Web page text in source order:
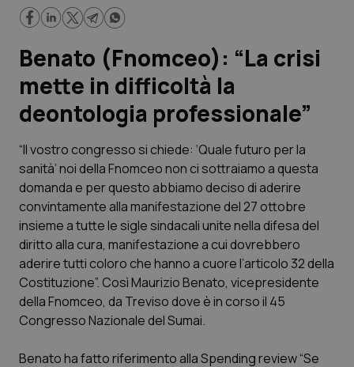
Governo e Parlamento
Regioni e Asl
Lavoro e Professioni
Scienza e Farmaci
Studi e Analisi
Lettere al direttore
Edizioni Regionali
QS Pro
Benato (Fnomceo): “La crisi
mette in difficoltà la
deontologia professionale”
“Il vostro congresso si chiede: ‘Quale futuro per la
sanità’ noi della Fnomceo non ci sottraiamo a questa
domanda e per questo abbiamo deciso di aderire
convintamente alla manifestazione del 27 ottobre
insieme a tutte le sigle sindacali unite nella difesa del
diritto alla cura, manifestazione a cui dovrebbero
aderire tutti coloro che hanno a cuore l’articolo 32 della
Costituzione”. Così Maurizio Benato, vicepresidente
della Fnomceo, da Treviso dove è in corso il 45
Congresso Nazionale del Sumai.
Benato ha fatto riferimento alla Spending review “Se